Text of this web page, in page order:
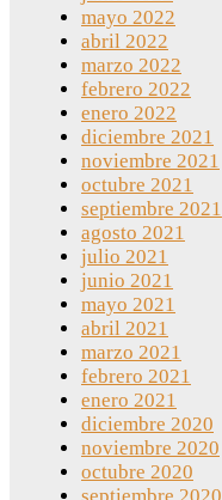
mayo 2022
abril 2022
marzo 2022
febrero 2022
enero 2022
diciembre 2021
noviembre 2021
octubre 2021
septiembre 2021
agosto 2021
julio 2021
junio 2021
mayo 2021
abril 2021
marzo 2021
febrero 2021
enero 2021
diciembre 2020
noviembre 2020
octubre 2020